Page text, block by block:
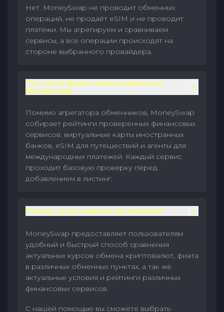
Нет. MoneySwap не проводит обменных
операций, не продаёт eSIM и не проводит
платежи. Мы агрегируем и сравниваем
сервисы, а все операции происходят на
стороне выбранного провайдера.
Что такое финансовые сервисы на
MoneySwap?
Помимо агрегатора обменников, MoneySwap
собирает рейтинги проверенных финансовых
сервисов: виртуальные карты иностранных
банков, eSIM для путешествий и агенты для
международных платежей. Каждый сервис
проходит базовую проверку перед
добавлением в листинг.
Почему стоит выбрать MoneySwap?
MoneySwap предоставляет пользователям
удобный и быстрый способ сравнения
актуальных курсов обмена криптовалют, фиата
в различных обменных пунктах, а так же
актуальные условия и рейтинги различных
финансовых сервисов.
С нашей помощью вы сможете выбрать